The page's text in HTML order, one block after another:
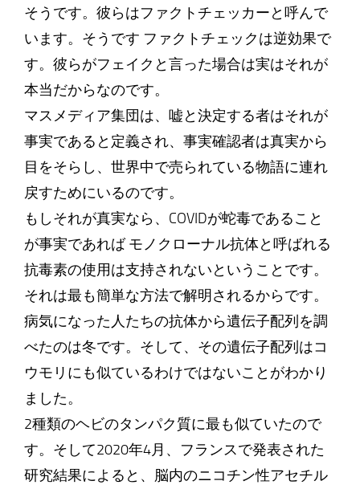
そうです。彼らはファクトチェッカーと呼んで
います。そうです ファクトチェックは逆効果で
す。彼らがフェイクと言った場合は実はそれが
本当だからなのです。
マスメディア集団は、嘘と決定する者はそれが
事実であると定義され、事実確認者は真実から
目をそらし、世界中で売られている物語に連れ
戻すためにいるのです。
もしそれが真実なら、COVIDが蛇毒であること
が事実であれば モノクローナル抗体と呼ばれる
抗毒素の使用は支持されないということです。
それは最も簡単な方法で解明されるからです。
病気になった人たちの抗体から遺伝子配列を調
べたのは冬です。そして、その遺伝子配列はコ
ウモリにも似ているわけではないことがわかり
ました。
2種類のヘビのタンパク質に最も似ていたので
す。そして2020年4月、フランスで発表された
研究結果によると、脳内のニコチン性アセチル